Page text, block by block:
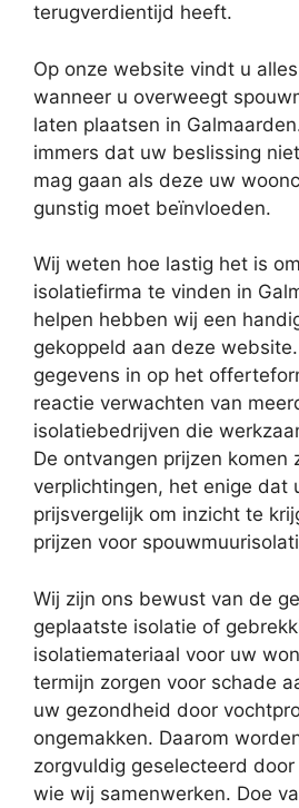
terugverdientijd heeft.
Op onze website vindt u
wanneer u overweegt
laten plaatsen in
immers dat uw beslissing
mag gaan als deze uw
gunstig moet beïnvloeden.
Wij weten hoe lastig het is
isolatiefirma te vinden in
helpen hebben wij een
gekoppeld aan deze
gegevens in op het
reactie verwachten van
isolatiebedrijven die
De ontvangen prijzen komen
verplichtingen, het enige dat
prijsvergelijk om inzicht te
prijzen voor
Wij zijn ons bewust van de
geplaatste isolatie of
isolatiemateriaal voor uw
termijn zorgen voor schade
uw gezondheid door
ongemakken. Daarom
zorgvuldig geselecteerd
wie wij samenwerken. Doe